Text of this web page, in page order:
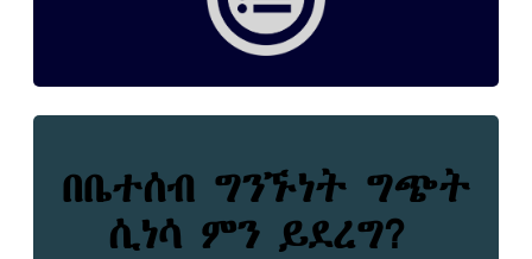
በቤተሰብ ግንኙነት ግጭት
ሲነሳ ምን ይደረግ?